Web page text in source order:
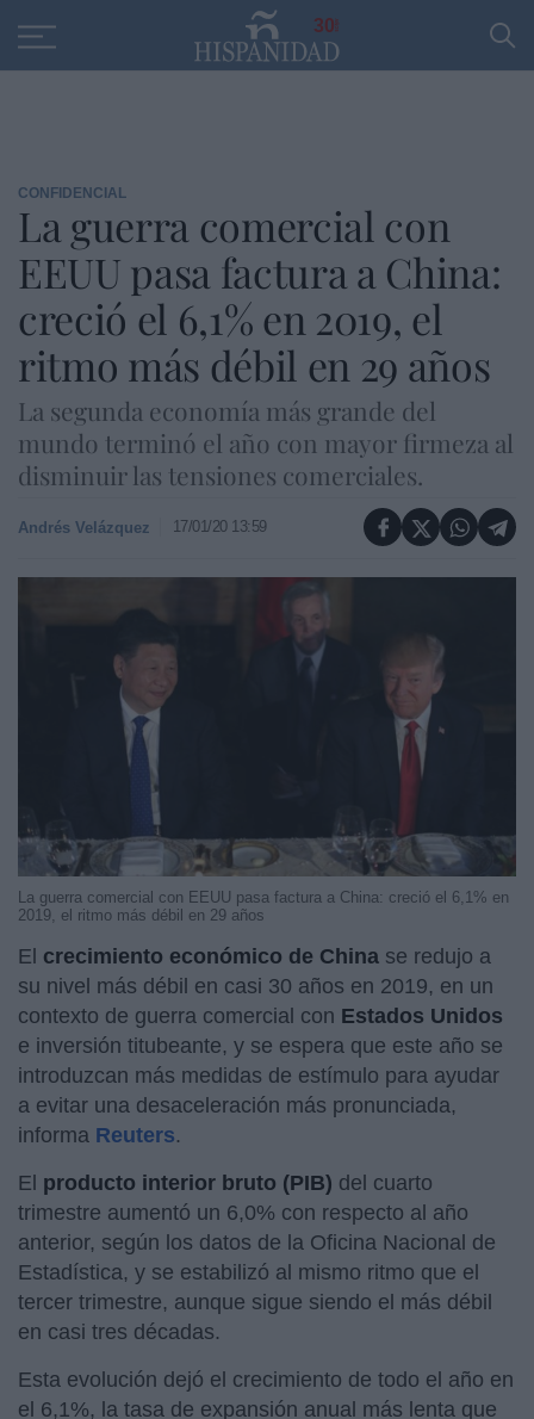
30
CONFIDENCIAL
La guerra comercial con
EEUU pasa factura a China:
creció el 6,1% en 2019, el
ritmo más débil en 29 años
La segunda economía más grande del
mundo terminó el año con mayor firmeza al
disminuir las tensiones comerciales.
Andrés Velázquez 17/01/20 13:59
La guerra comercial con EEUU pasa factura a China: creció el 6,1% en
2019, el ritmo más débil en 29 años
El crecimiento económico de China se redujo a
su nivel más débil en casi 30 años en 2019, en un
contexto de guerra comercial con Estados Unidos
e inversión titubeante, y se espera que este año se
introduzcan más medidas de estímulo para ayudar
a evitar una desaceleración más pronunciada,
informa Reuters.
El producto interior bruto (PIB) del cuarto
trimestre aumentó un 6,0% con respecto al año
anterior, según los datos de la Oficina Nacional de
Estadística, y se estabilizó al mismo ritmo que el
tercer trimestre, aunque sigue siendo el más débil
en casi tres décadas.
Esta evolución dejó el crecimiento de todo el año en
el 6,1%, la tasa de expansión anual más lenta que